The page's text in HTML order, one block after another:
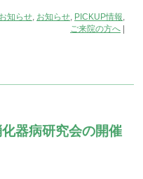
知らせ お知らせ PICKUP情報
ご来院の方へ |
器病研究会の開催